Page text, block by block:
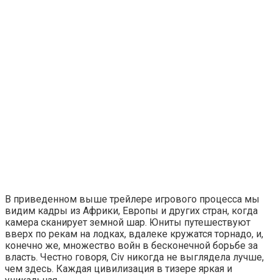
В приведенном выше трейлере игрового процесса мы
видим кадры из Африки, Европы и других стран, когда
камера сканирует земной шар. Юниты путешествуют
вверх по рекам на лодках, вдалеке кружатся торнадо, и,
конечно же, множество войн в бесконечной борьбе за
власть. Честно говоря, Civ никогда не выглядела лучше,
чем здесь. Каждая цивилизация в тизере яркая и